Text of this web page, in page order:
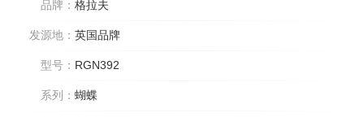
品牌： 格拉夫
发源地： 英国品牌
型号： RGN392
系列： 蝴蝶